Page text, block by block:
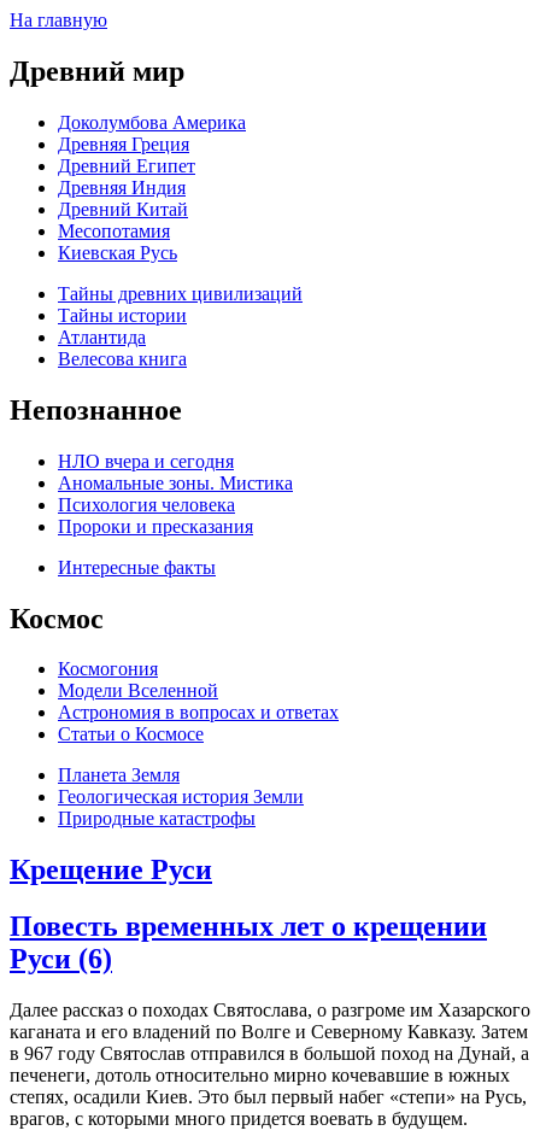
На главную
Древний мир
Доколумбова Америка
Древняя Греция
Древний Египет
Древняя Индия
Древний Китай
Месопотамия
Киевская Русь
Тайны древних цивилизаций
Тайны истории
Атлантида
Велесова книга
Непознанное
НЛО вчера и сегодня
Аномальные зоны. Мистика
Психология человека
Пророки и пресказания
Интересные факты
Космос
Космогония
Модели Вселенной
Астрономия в вопросах и ответах
Cтатьи о Космосе
Планета Земля
Геологическая история Земли
Природные катастрофы
Крещение Руси
Повесть временных лет о крещении
Руси (6)
Далее рассказ о походах Святослава, о разгроме им Хазарского
каганата и его владений по Волге и Северному Кавказу. Затем
в 967 году Святослав отправился в большой поход на Дунай, а
печенеги, дотоль относительно мирно кочевавшие в южных
степях, осадили Киев. Это был первый набег «степи» на Русь,
врагов, с которыми много придется воевать в будущем.